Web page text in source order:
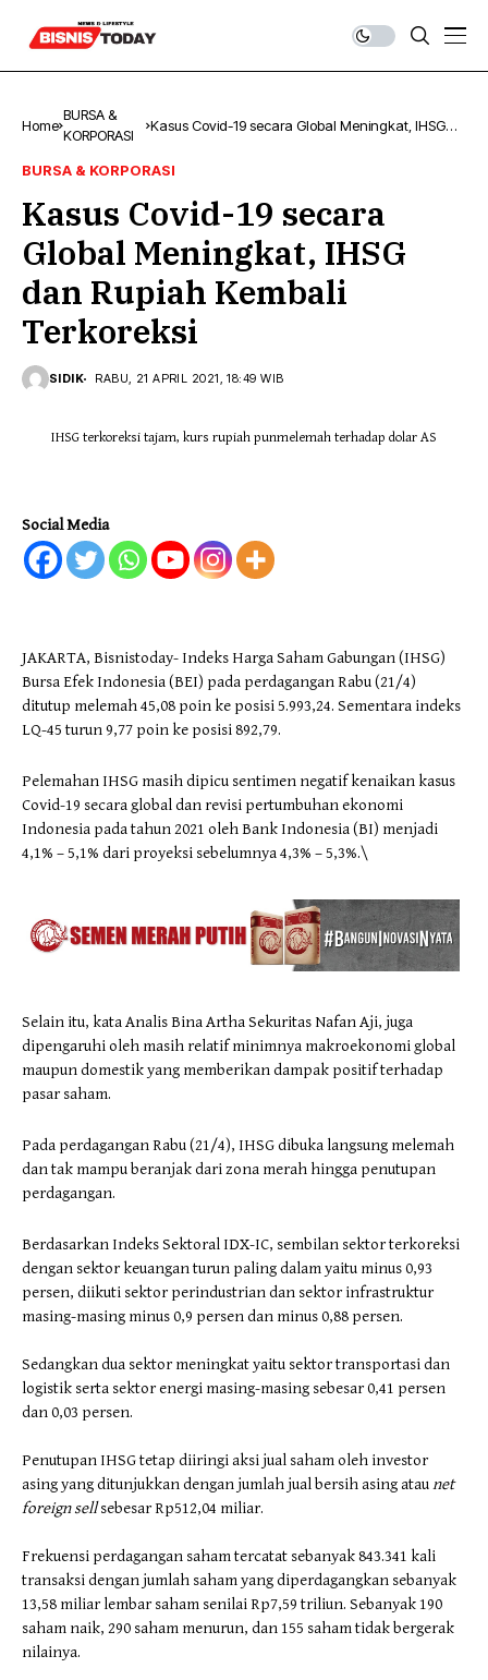
Home
BURSA &
KORPORASI
Kasus Covid-19 secara Global Meningkat, IHSG
BURSA & KORPORASI
Kasus Covid-19 secara
Global Meningkat, IHSG
dan Rupiah Kembali
Terkoreksi
SIDIK RABU, 21 APRIL 2021, 18:49 WIB
IHSG terkoreksi tajam, kurs rupiah punmelemah terhadap dolar AS
Social Media
JAKARTA, Bisnistoday- Indeks Harga Saham Gabungan (IHSG)
Bursa Efek Indonesia (BEI) pada perdagangan Rabu (21/4)
ditutup melemah 45,08 poin ke posisi 5.993,24. Sementara indeks
LQ-45 turun 9,77 poin ke posisi 892,79.
Pelemahan IHSG masih dipicu sentimen negatif kenaikan kasus
Covid-19 secara global dan revisi pertumbuhan ekonomi
Indonesia pada tahun 2021 oleh Bank Indonesia (BI) menjadi
4,1% – 5,1% dari proyeksi sebelumnya 4,3% – 5,3%.\
Selain itu, kata Analis Bina Artha Sekuritas Nafan Aji, juga
dipengaruhi oleh masih relatif minimnya makroekonomi global
maupun domestik yang memberikan dampak positif terhadap
pasar saham.
Pada perdagangan Rabu (21/4), IHSG dibuka langsung melemah
dan tak mampu beranjak dari zona merah hingga penutupan
perdagangan.
Berdasarkan Indeks Sektoral IDX-IC, sembilan sektor terkoreksi
dengan sektor keuangan turun paling dalam yaitu minus 0,93
persen, diikuti sektor perindustrian dan sektor infrastruktur
masing-masing minus 0,9 persen dan minus 0,88 persen.
Sedangkan dua sektor meningkat yaitu sektor transportasi dan
logistik serta sektor energi masing-masing sebesar 0,41 persen
dan 0,03 persen.
Penutupan IHSG tetap diiringi aksi jual saham oleh investor
asing yang ditunjukkan dengan jumlah jual bersih asing ataunet
foreign sellsebesar Rp512,04 miliar.
Frekuensi perdagangan saham tercatat sebanyak 843.341 kali
transaksi dengan jumlah saham yang diperdagangkan sebanyak
13,58 miliar lembar saham senilai Rp7,59 triliun. Sebanyak 190
saham naik, 290 saham menurun, dan 155 saham tidak bergerak
nilainya.